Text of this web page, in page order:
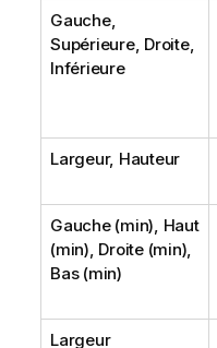
Gauche,
Supérieure, Droite,
Inférieure
Largeur, Hauteur
Gauche (min), Haut
(min), Droite (min),
Bas (min)
Largeur